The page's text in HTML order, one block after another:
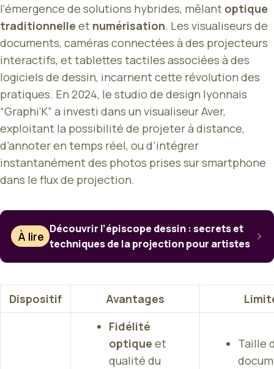
l’émergence de solutions hybrides, mêlant optique
traditionnelle et numérisation. Les visualiseurs de
documents, caméras connectées à des projecteurs
interactifs, et tablettes tactiles associées à des
logiciels de dessin, incarnent cette révolution des
pratiques. En 2024, le studio de design lyonnais
“Graphi’K” a investi dans un visualiseur Aver,
exploitant la possibilité de projeter à distance,
d’annoter en temps réel, ou d’intégrer
instantanément des photos prises sur smartphone
dans le flux de projection.
À lire
Découvrir l’épiscope dessin : secrets et
techniques de la projection pour artistes
Dispositif Avantages
Fidélité
optique et
qualité du
Taille